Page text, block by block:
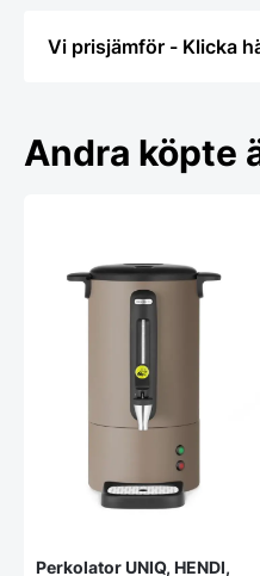
Vi prisjämför - Klicka
Andra köpte
Perkolator UNIQ, HENDI,